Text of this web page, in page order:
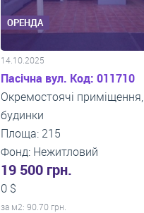
ОРЕНДА
14.10.2025
Пасічна вул. Код: 011710
Окремостоячі приміщення,
будинки
Площа: 215
Фонд: Нежитловий
19 500 грн.
0 $
за м2: 90.70 грн.